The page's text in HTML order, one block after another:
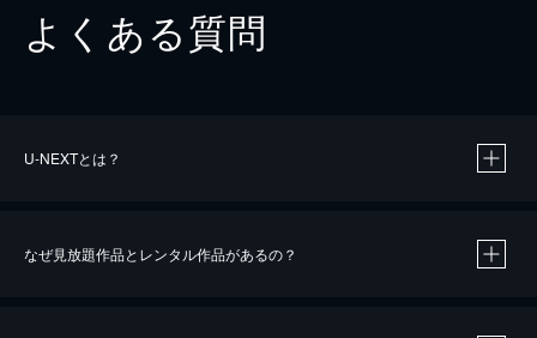
よくある質問
U-NEXTとは？
なぜ見放題作品とレンタル作品があるの？